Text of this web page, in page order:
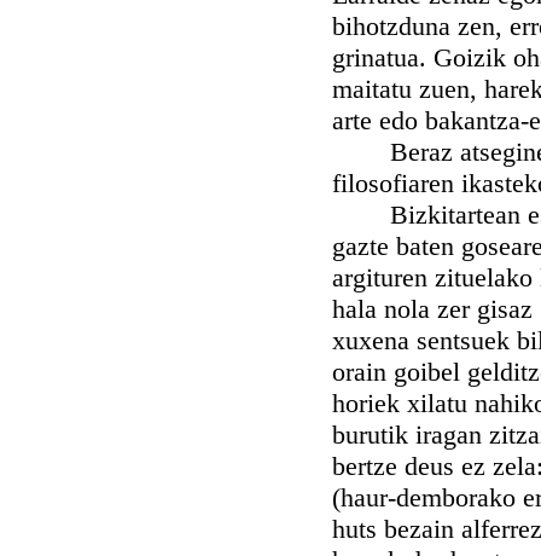
bihotzduna zen,
grinatua. Goizik
maitatu zuen,
arte edo bakantza-
Beraz
filosofiaren
Bizkitartean
gazte baten
argituren
hala nola zer
xuxena sentsuek
orain goibel
horiek xilatu
burutik iragan
bertze deus ez
(haur-demborako
huts bezain